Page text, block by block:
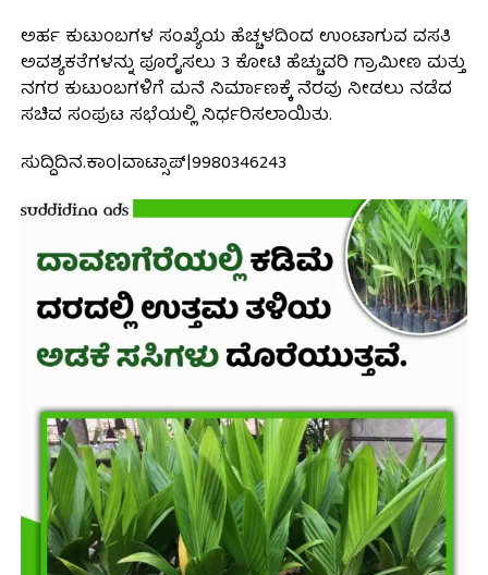
ಅರ್ಹ ಕುಟುಂಬಗಳ ಸಂಖ್ಯೆಯ ಹೆಚ್ಚಳದಿಂದ ಉಂಟಾಗುವ ವಸತಿ
ಅವಶ್ಯಕತೆಗಳನ್ನು ಪೂರೈಸಲು 3 ಕೋಟಿ ಹೆಚ್ಚುವರಿ ಗ್ರಾಮೀಣ ಮತ್ತು
ನಗರ ಕುಟುಂಬಗಳಿಗೆ ಮನೆ ನಿರ್ಮಾಣಕ್ಕೆ ನೆರವು ನೀಡಲು ನಡೆದ
ಸಚಿವ ಸಂಪುಟ ಸಭೆಯಲ್ಲಿ ನಿರ್ಧರಿಸಲಾಯಿತು.
ಸುದ್ದಿದಿನ.ಕಾಂ|ವಾಟ್ಸಾಪ್|9980346243